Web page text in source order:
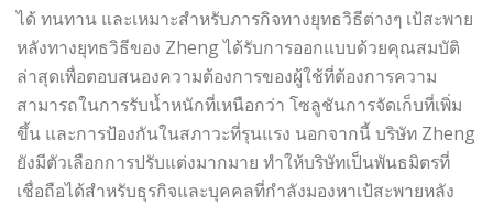
ได้ ทนทาน และเหมาะสำหรับภารกิจทางยุทธวิธีต่างๆ เป้สะพาย
หลังทางยุทธวิธีของ Zheng ได้รับการออกแบบด้วยคุณสมบัติ
ล่าสุดเพื่อตอบสนองความต้องการของผู้ใช้ที่ต้องการความ
สามารถในการรับน้ำหนักที่เหนือกว่า โซลูชันการจัดเก็บที่เพิ่ม
ขึ้น และการป้องกันในสภาวะที่รุนแรง นอกจากนี้ บริษัท Zheng
ยังมีตัวเลือกการปรับแต่งมากมาย ทำให้บริษัทเป็นพันธมิตรที่
เชื่อถือได้สำหรับธุรกิจและบุคคลที่กำลังมองหาเป้สะพายหลัง